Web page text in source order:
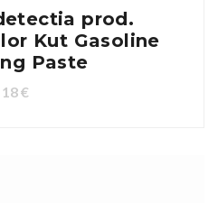
prod.
Kut Gasoline
Paste
18€